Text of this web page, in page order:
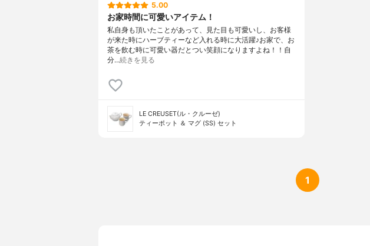
5.00
お家時間に可愛いアイテム！
私自身も頂いたことがあって、見た目も可愛いし、お客様
が来た時にハーブティーなど入れる時に大活躍♪お家で、お
茶を飲む時に可愛い器だとつい笑顔になりますよね！！自
分…続きを見る
LE CREUSET(ル・クルーゼ)
ティーポット ＆ マグ (SS) セット
1